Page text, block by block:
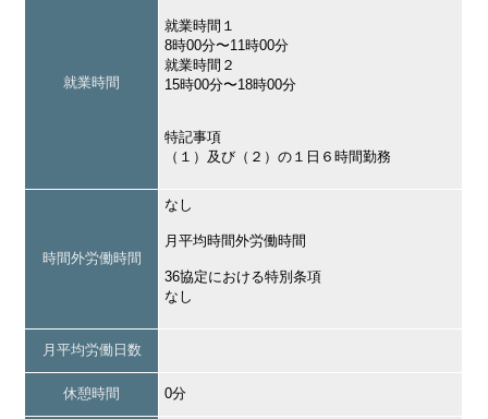
就業時間
就業時間１
8時00分〜11時00分
就業時間２
15時00分〜18時00分
特記事項
（１）及び（２）の１日６時間勤務
時間外労働時間
なし
月平均時間外労働時間
36協定における特別条項
なし
月平均労働日数
休憩時間 0分